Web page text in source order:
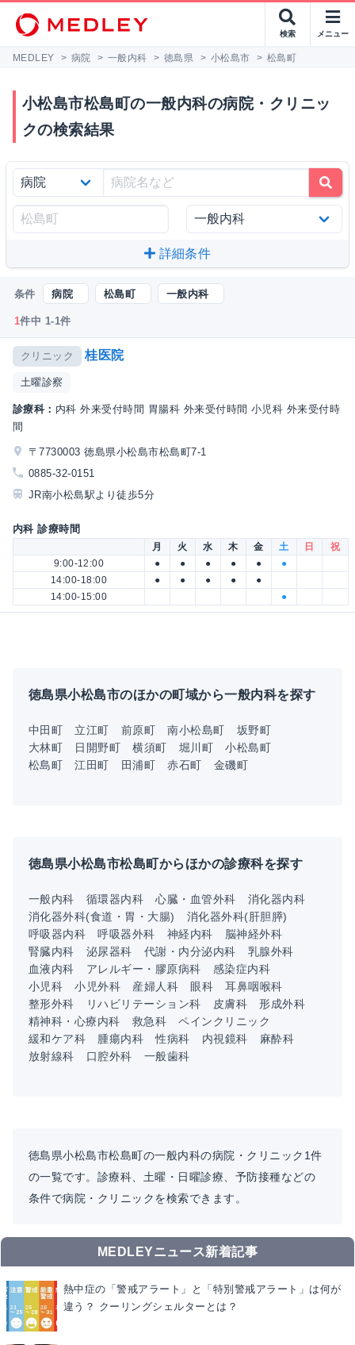
検索 メニュー
MEDLEY > 病院 > 一般内科 > 徳島県 > 小松島市 > 松島町
小松島市松島町の一般内科の病院・クリニッ
クの検索結果
詳細条件
条件 病院 松島町 一般内科
1件中 1-1件
クリニック 桂医院
土曜診察
診療科： 内科 外来受付時間 胃腸科 外来受付時間 小児科 外来受付時
間
〒7730003 徳島県小松島市松島町7-1
0885-32-0151
JR南小松島駅より徒歩5分
内科 診療時間
月 火 水 木 金 土 日
祝
9:00-12:00
● ● ● ● ●
●
14:00-18:00
● ● ● ●
●
14:00-15:00
●
徳島県小松島市のほかの町域から一般内科を探す
中田町 立江町 前原町 南小松島町
坂野町
大林町
日開野町 横須町 堀川町
小松島町
松島町
江田町 田浦町 赤石町 金磯町
徳島県小松島市松島町からほかの診療科を探す
一般内科 循環器内科 心臓・血管外科
消化器内科
消化器外科(食道・胃・大腸)
消化器外科(肝胆膵)
呼吸器内科
呼吸器外科 神経内科
脳神経外科
腎臓内科
泌尿器科 代謝・内分泌内科
乳腺外科
血液内科
アレルギー・膠原病科
感染症内科
小児科
小児外科 産婦人科 眼科
耳鼻咽喉科
整形外科
リハビリテーション科 皮膚科
形成外科
精神科・心療内科
救急科
ペインクリニック
緩和ケア科
腫瘍内科 性病科 内視鏡科
麻酔科
放射線科
口腔外科 一般歯科
徳島県小松島市松島町の一般内科の病院・クリニック1件
の一覧です。診療科、土曜・日曜診療、予防接種などの
条件で病院・クリニックを検索できます。
MEDLEYニュース新着記事
熱中症の「警戒アラート」と「特別警戒アラート」は何が
違う？ クーリングシェルターとは？